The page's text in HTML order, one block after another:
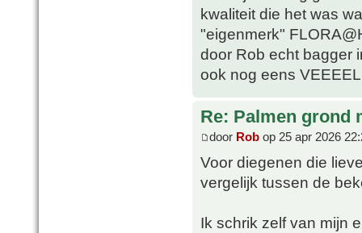
kwaliteit die het was
"eigenmerk"
door Rob echt bagger
ook nog eens
Re: Palmen grond
door Rob op 25 apr 2026
Voor diegenen die
vergelijk tussen de
Ik schrik zelf van mijn